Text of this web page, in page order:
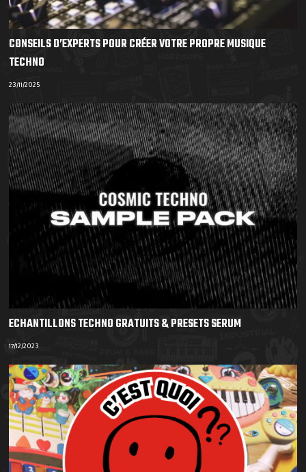
CONSEILS D’EXPERTS POUR CRÉER VOTRE PROPRE MUSIQUE
TECHNO
23/11/2025
ECHANTILLONS TECHNO GRATUITS & PRESETS SERUM
17/12/2023